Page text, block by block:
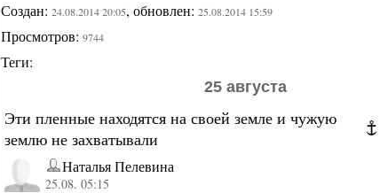
Создан:24.08.2014 20:05, обновлен:25.08.2014 15:59
Просмотров:9744
Теги:
25 августа
Эти пленные находятся на своей земле и чужую
землю не захватывали
Наталья Пелевина
25.08. 05:15